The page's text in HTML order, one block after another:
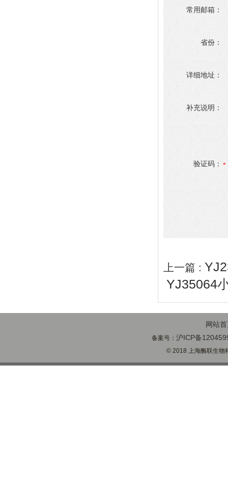
常用邮箱：
省份：
详细地址：
补充说明：
验证码：
上一篇 :
YJ35064
网站
备案号：沪ICP备
© 2018 上海酶联生物